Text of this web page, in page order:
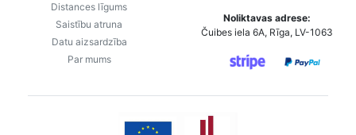
Distances līgums
Saistību atruna
Datu aizsardzība
Par mums
Noliktavas adrese:
Čuibes iela 6A, Rīga, LV-1063